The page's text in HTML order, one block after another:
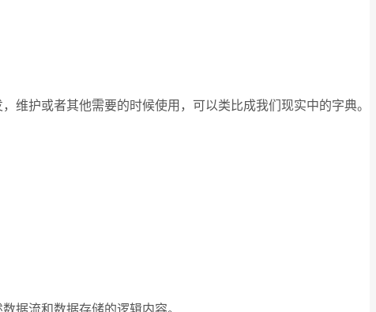
维护或者其他需要的时候使用，可以类比成我们现实中的字典。
据流和数据存储的逻辑内容。